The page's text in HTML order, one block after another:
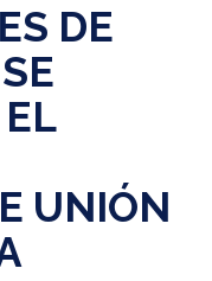
DE
UNIÓN